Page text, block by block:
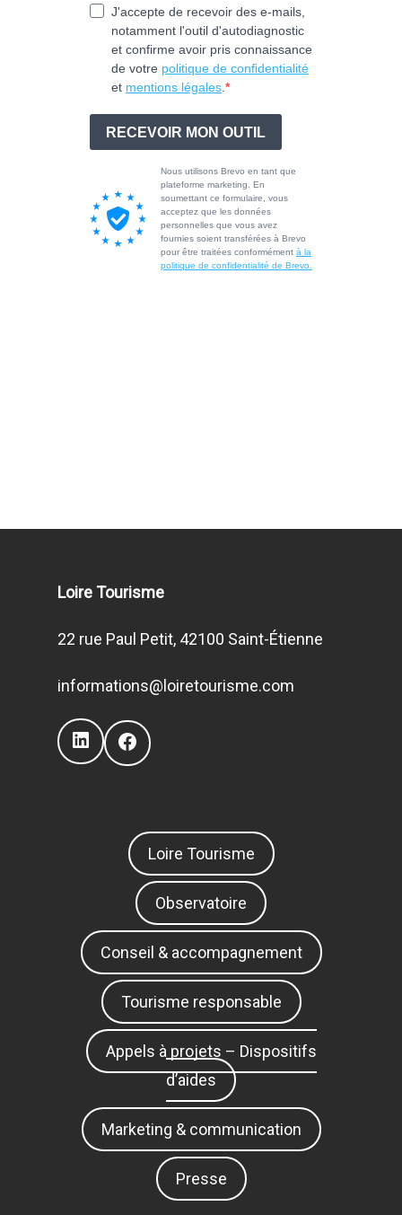
Loire Tourisme
22 rue Paul Petit, 42100 Saint-Étienne
informations@loiretourisme.com
LinkedInFacebook
Loire Tourisme
Observatoire
Conseil & accompagnement
Tourisme responsable
Appels à projets – Dispositifs
d’aides
Marketing & communication
Presse